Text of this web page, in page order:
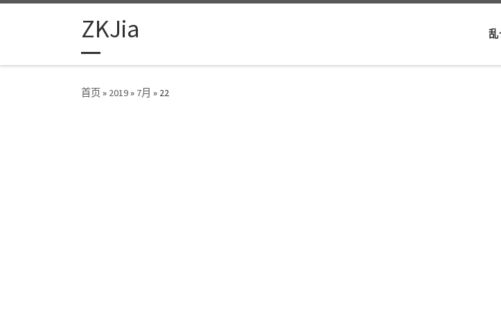
Skip to contentZKJia
首页» 2019» 7月 » 22